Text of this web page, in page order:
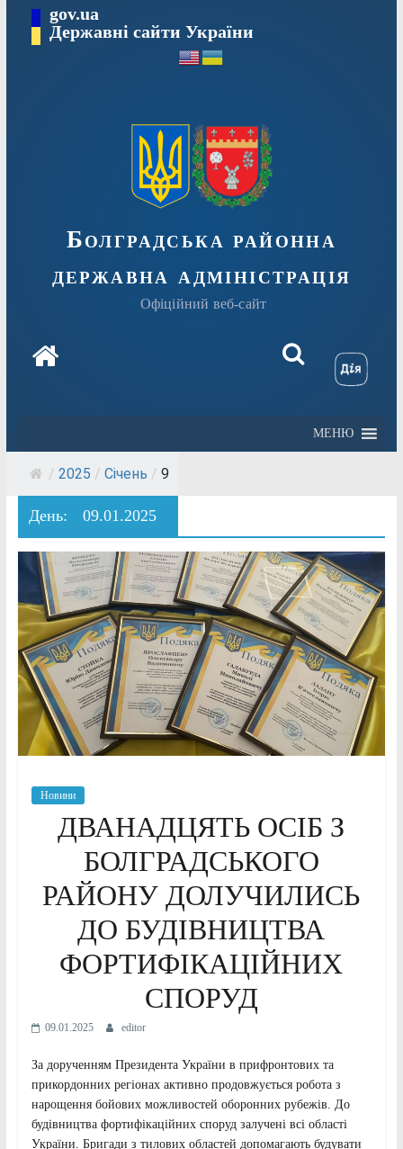
Перейтиgov.ua
Державні сайти України
Болградська районна
державна адміністрація
Офіційний веб-сайт
МЕНЮ
/ 2025 / Січень / 9
День: 09.01.2025
Новини
ДВАНАДЦЯТЬ ОСІБ З
БОЛГРАДСЬКОГО
РАЙОНУ ДОЛУЧИЛИСЬ
ДО БУДІВНИЦТВА
ФОРТИФІКАЦІЙНИХ
СПОРУД
09.01.2025 editor
За дорученням Президента України в прифронтових та
прикордонних регіонах активно продовжується робота з
нарощення бойових можливостей оборонних рубежів. До
будівництва фортифікаційних споруд залучені всі області
України. Бригади з тилових областей допомагають будувати